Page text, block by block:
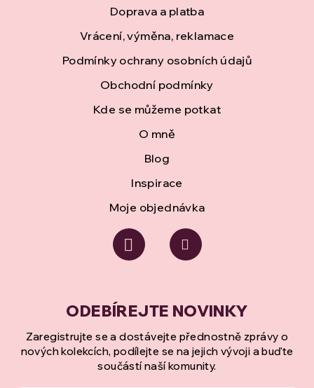
Doprava a platba
Vrácení, výměna, reklamace
Podmínky ochrany osobních údajů
Obchodní podmínky
Kde se můžeme potkat
O mně
Blog
Inspirace
Moje objednávka
Zaregistrujte se a dostávejte přednostně zprávy o
nových kolekcích, podílejte se na jejich vývoji a buďte
součástí naší komunity.